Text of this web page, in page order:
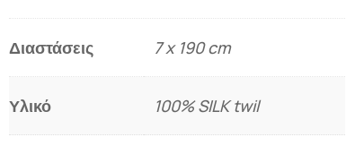
Διαστάσεις 7 x 190 cm
Υλικό 100% SILK twil